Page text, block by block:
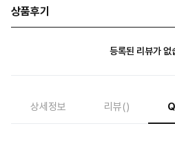
상품후기
등록된 리뷰가 없
상세정보 리뷰()